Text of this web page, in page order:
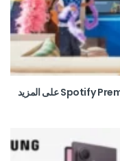
سامسونج وSpotify تتعاونان لإتاحة تجربة Spotify Premium على المزيد